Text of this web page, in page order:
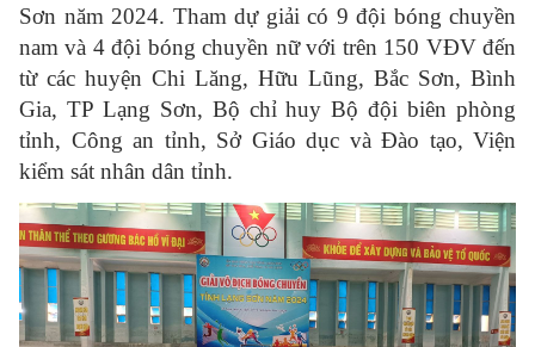
Sơn năm 2024. Tham dự giải có 9 đội bóng chuyền
nam và 4 đội bóng chuyền nữ với trên 150 VĐV đến
từ các huyện Chi Lăng, Hữu Lũng, Bắc Sơn, Bình
Gia, TP Lạng Sơn, Bộ chỉ huy Bộ đội biên phòng
tỉnh, Công an tỉnh, Sở Giáo dục và Đào tạo, Viện
kiểm sát nhân dân tỉnh.